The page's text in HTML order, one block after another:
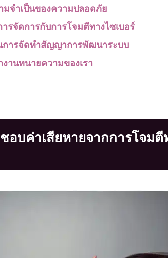
มจำเป็นของความปลอดภัย
รจัดการกับการโจมตีทางไซเบอร์
การจัดทำสัญญาการพัฒนาระบบ
านทนายความของเรา
บค่าเสียหายจากการโจมตี